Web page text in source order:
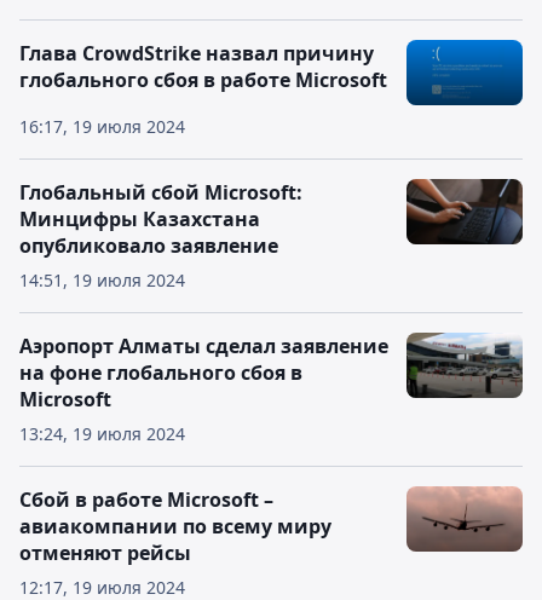
16:17, 19 июля 2024
Глава CrowdStrike назвал причину
глобального сбоя в работе Microsoft
14:51, 19 июля 2024
Глобальный сбой Microsoft:
Минцифры Казахстана
опубликовало заявление
13:24, 19 июля 2024
Аэропорт Алматы сделал заявление
на фоне глобального сбоя в
Microsoft
12:17, 19 июля 2024
Сбой в работе Microsoft –
авиакомпании по всему миру
отменяют рейсы